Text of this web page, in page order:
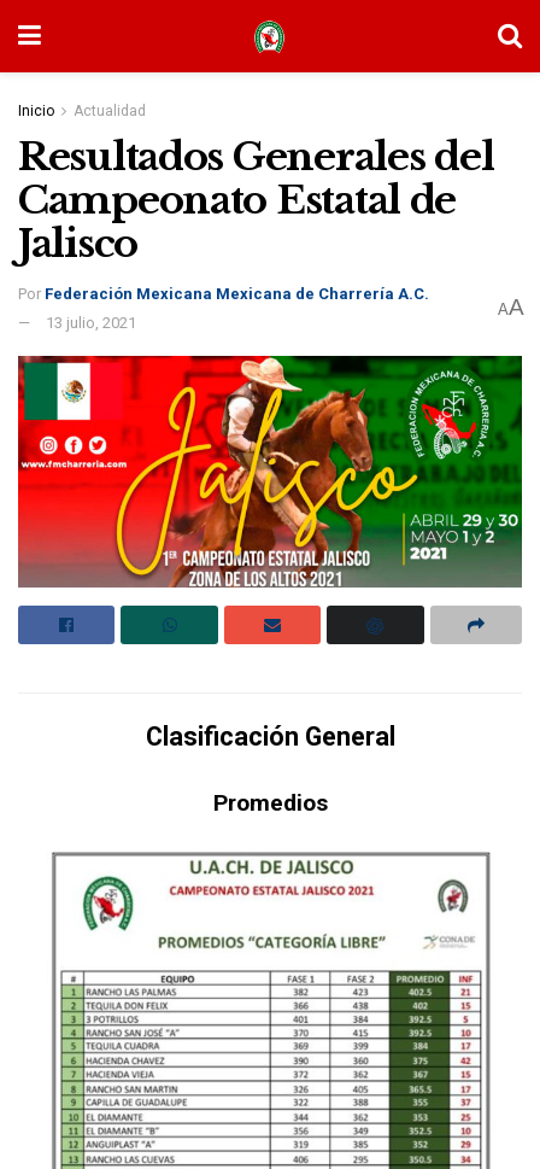
Inicio Actualidad
Resultados Generales del
Campeonato Estatal de
Jalisco
Por Federación Mexicana Mexicana de Charrería A.C.
13 julio, 2021
AA
Clasificación General
Promedios